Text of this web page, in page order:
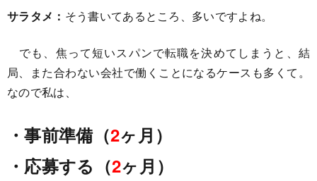
サラタメ： そう書いてあるところ、多いですよね。
でも、焦って短いスパンで転職を決めてしまうと、結
局、また合わない会社で働くことになるケースも多くて。
なので私は、
・事前準備（2ヶ月）
・応募する（2ヶ月）